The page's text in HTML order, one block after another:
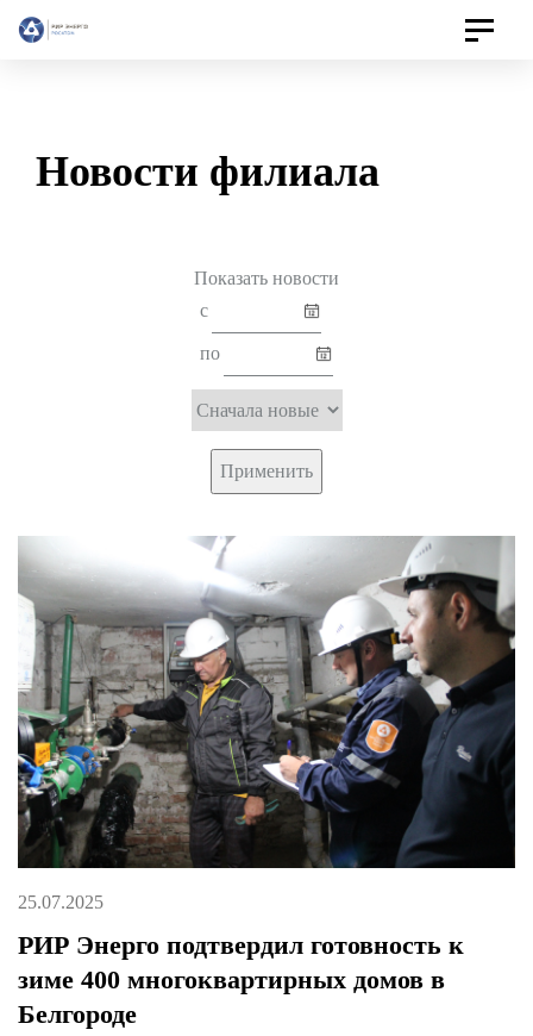
Toggle
Новости филиала
Показать новости
с
по
Применить
25.07.2025
РИР Энерго подтвердил готовность к
зиме 400 многоквартирных домов в
Белгороде